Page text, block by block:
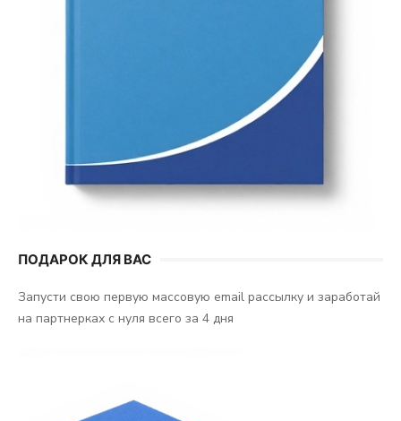
ПОДАРОК ДЛЯ ВАС
Запусти свою первую массовую email рассылку и заработай
на партнерках с нуля всего за 4 дня